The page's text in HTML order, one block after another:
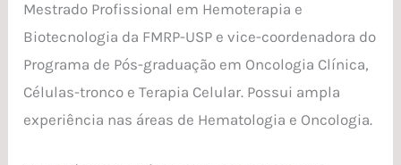
Mestrado Profissional em Hemoterapia e
Biotecnologia da FMRP-USP e vice-coordenadora do
Programa de Pós-graduação em Oncologia Clínica,
Células-tronco e Terapia Celular. Possui ampla
experiência nas áreas de Hematologia e Oncologia.